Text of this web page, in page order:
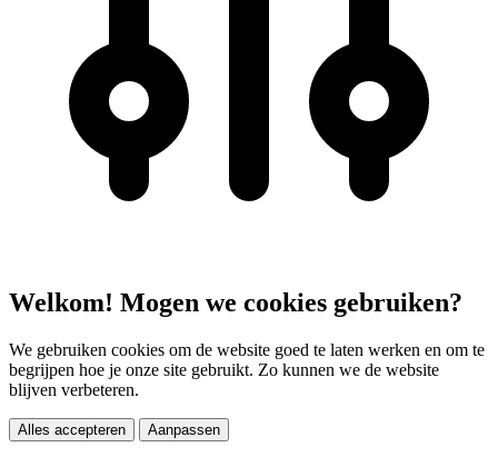
Welkom! Mogen we cookies gebruiken?
We gebruiken cookies om de website goed te laten werken en om te
begrijpen hoe je onze site gebruikt. Zo kunnen we de website
blijven verbeteren.
Alles accepteren Aanpassen